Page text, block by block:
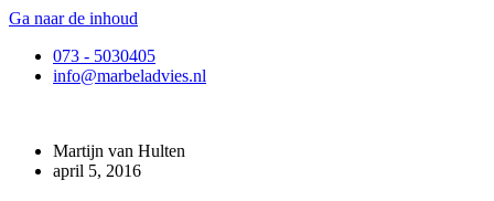
Ga naar de inhoud
073 - 5030405
info@marbeladvies.nl
Martijn van Hulten
april 5, 2016